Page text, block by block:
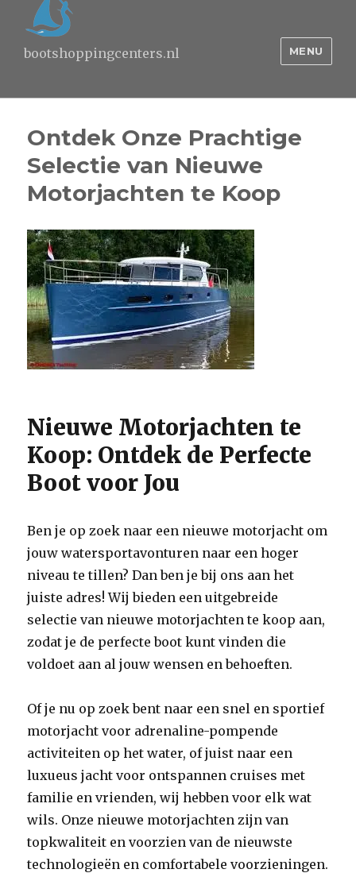
bootshoppingcenters.nl MENU
Ontdek Onze Prachtige
Selectie van Nieuwe
Motorjachten te Koop
Nieuwe Motorjachten te
Koop: Ontdek de Perfecte
Boot voor Jou
Ben je op zoek naar een nieuwe motorjacht om
jouw watersportavonturen naar een hoger
niveau te tillen? Dan ben je bij ons aan het
juiste adres! Wij bieden een uitgebreide
selectie van nieuwe motorjachten te koop aan,
zodat je de perfecte boot kunt vinden die
voldoet aan al jouw wensen en behoeften.
Of je nu op zoek bent naar een snel en sportief
motorjacht voor adrenaline-pompende
activiteiten op het water, of juist naar een
luxueus jacht voor ontspannen cruises met
familie en vrienden, wij hebben voor elk wat
wils. Onze nieuwe motorjachten zijn van
topkwaliteit en voorzien van de nieuwste
technologieën en comfortabele voorzieningen.